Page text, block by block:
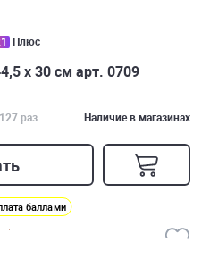
Плюс
х 30 см арт. 0709
раз Наличие в магазинах
баллами